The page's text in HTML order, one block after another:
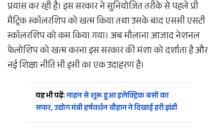
प्रयास कर रही है। इस सरकार ने सुनियोजित तरीके से पहले प्री
मैट्रिक स्कॉलरशिप को खत्म किया तथा उसके बाद एससी एसटी
स्कॉलरशिप को कम किया गया। अब मौलाना आजाद नेशनल
फेलोशिप को खत्म करना इस सरकार की मंशा को दर्शाता है और
नई शिक्षा नीति भी इसी का एक उदाहरण है।
यह भी पढ़ें:नाहन से शुरू हुआ इलेक्ट्रिक बसों का
सफर, उद्योग मंत्री हर्षवर्धन चौहान ने दिखाई हरी झंडी